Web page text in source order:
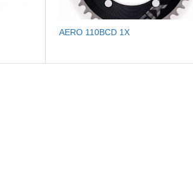
AERO 110BCD 1X